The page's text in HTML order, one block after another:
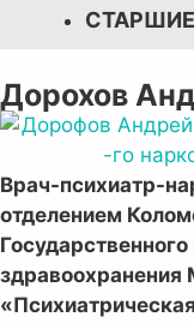
Дорохов
Врач-психиатр-
отделением
здравоохранения